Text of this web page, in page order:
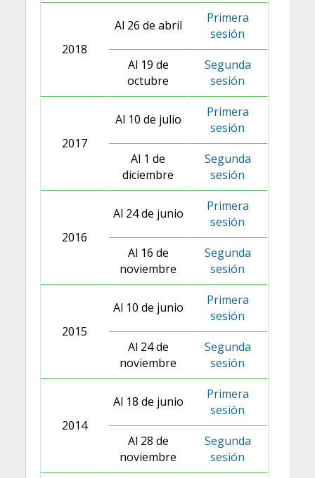
2018
Al 26 de abril
Primera
sesión
Al 19 de
octubre
Segunda
sesión
2017
Al 10 de julio
Primera
sesión
Al 1 de
diciembre
Segunda
sesión
2016
Al 24 de junio
Primera
sesión
Al 16 de
noviembre
Segunda
sesión
2015
Al 10 de junio
Primera
sesión
Al 24 de
noviembre
Segunda
sesión
2014
Al 18 de junio
Primera
sesión
Al 28 de
noviembre
Segunda
sesión